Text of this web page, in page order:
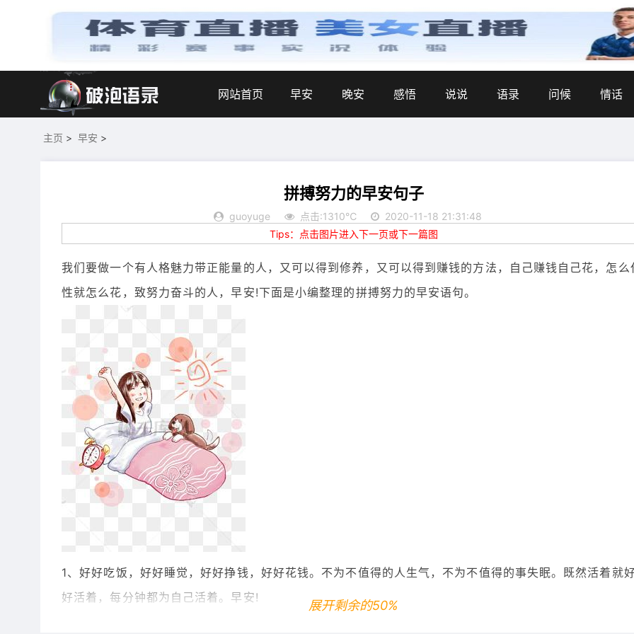
网站首页 早安 晚安 感悟 说说 语录 问候 情话
主页 > 早安 >
拼搏努力的早安句子
guoyuge 点击:1310℃
2020-11-18 21:31:48
Tips：点击图片进入下一页或下一篇图
我们要做一个有人格魅力带正能量的人，又可以得到修养，又可以得到赚钱的方法，自己赚钱自己花，怎么
性就怎么花，致努力奋斗的人，早安!下面是小编整理的拼搏努力的早安语句。
1、好好吃饭，好好睡觉，好好挣钱，好好花钱。不为不值得的人生气，不为不值得的事失眠。既然活着就
好活着，每分钟都为自己活着。早安!
展开剩余的50%